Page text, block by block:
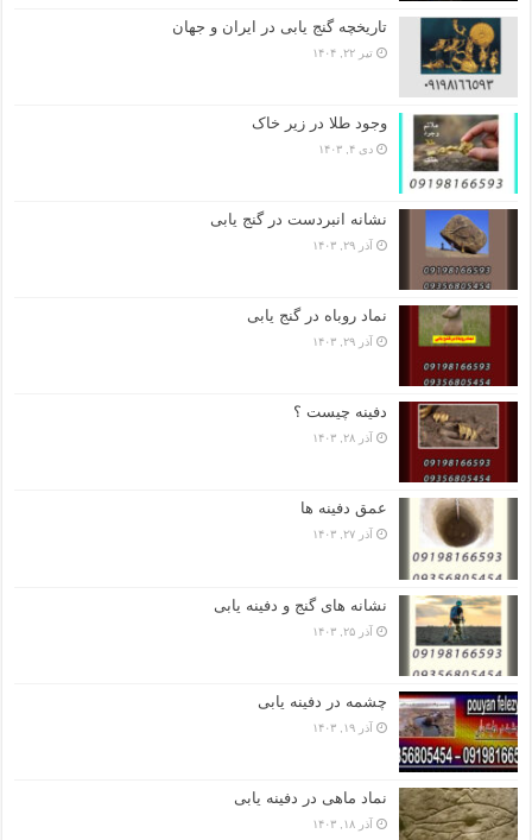
تاریخچه گنج‌ یابی در ایران و جهان
تیر ۲۲, ۱۴۰۴
وجود طلا در زیر خاک
دی ۴, ۱۴۰۳
نشانه انبردست در گنج یابی
آذر ۲۹, ۱۴۰۳
نماد روباه در گنج یابی
آذر ۲۹, ۱۴۰۳
دفینه چیست ؟
آذر ۲۸, ۱۴۰۳
عمق دفینه ها
آذر ۲۷, ۱۴۰۳
نشانه های گنج و دفینه یابی
آذر ۲۵, ۱۴۰۳
چشمه در دفینه یابی
آذر ۱۹, ۱۴۰۳
نماد ماهی در دفینه یابی
آذر ۱۸, ۱۴۰۳